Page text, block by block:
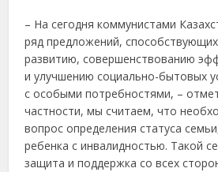
– На сегодня коммунистами
ряд предложений,
развитию, совершенствованию
и улучшению социально-бытовых
с особыми потребностями, –
частности, мы считаем, что
вопрос определения статуса
ребенка с инвалидностью. Такой
защита и поддержка со всех